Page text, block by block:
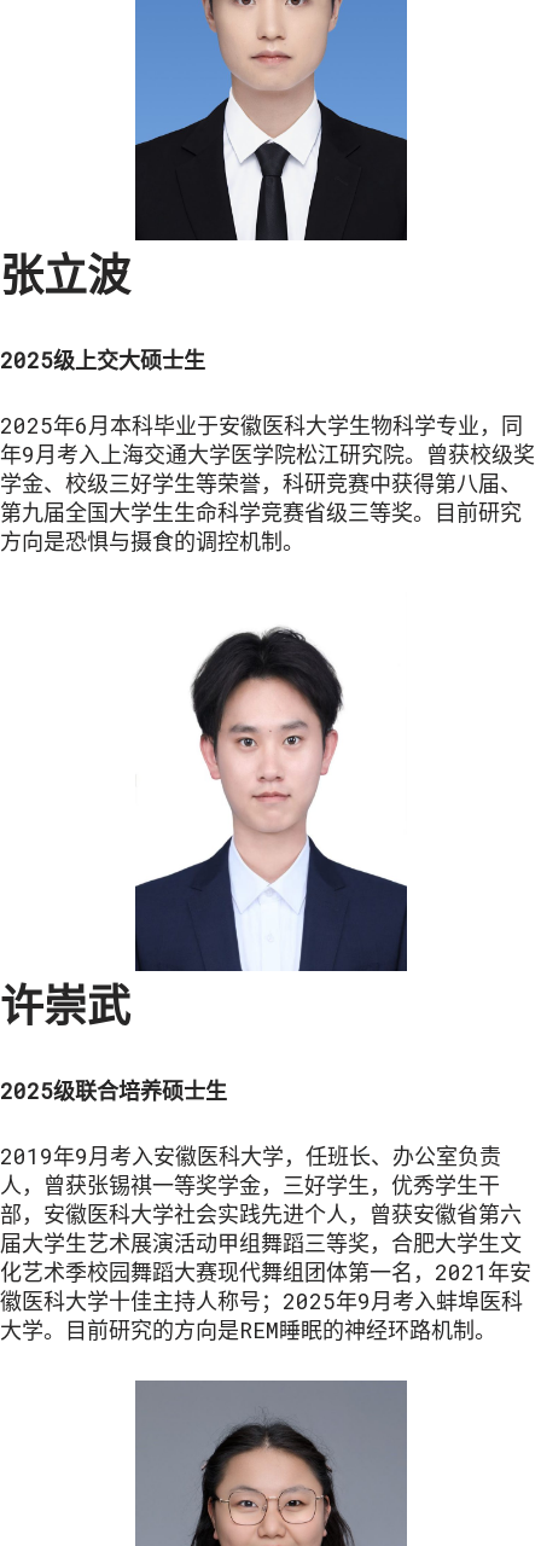
张立波
2025级上交大硕士生
2025年6月本科毕业于安徽医科大学生物科学专业，同
年9月考入上海交通大学医学院松江研究院。曾获校级奖
学金、校级三好学生等荣誉，科研竞赛中获得第八届、
第九届全国大学生生命科学竞赛省级三等奖。目前研究
方向是恐惧与摄食的调控机制。
许崇武
2025级联合培养硕士生
2019年9月考入安徽医科大学，任班长、办公室负责
人，曾获张锡祺一等奖学金，三好学生，优秀学生干
部，安徽医科大学社会实践先进个人，曾获安徽省第六
届大学生艺术展演活动甲组舞蹈三等奖，合肥大学生文
化艺术季校园舞蹈大赛现代舞组团体第一名，2021年安
徽医科大学十佳主持人称号；2025年9月考入蚌埠医科
大学。目前研究的方向是REM睡眠的神经环路机制。